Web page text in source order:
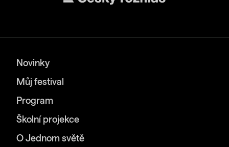
Novinky
Můj festival
Program
Školní projekce
O Jednom světě